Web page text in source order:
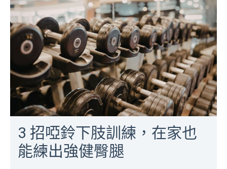
3 招啞鈴下肢訓練，在家也
能練出強健臀腿